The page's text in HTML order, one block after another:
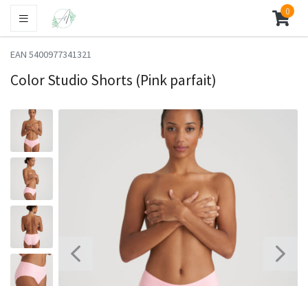
0
EAN 5400977341321
Color Studio Shorts (Pink parfait)